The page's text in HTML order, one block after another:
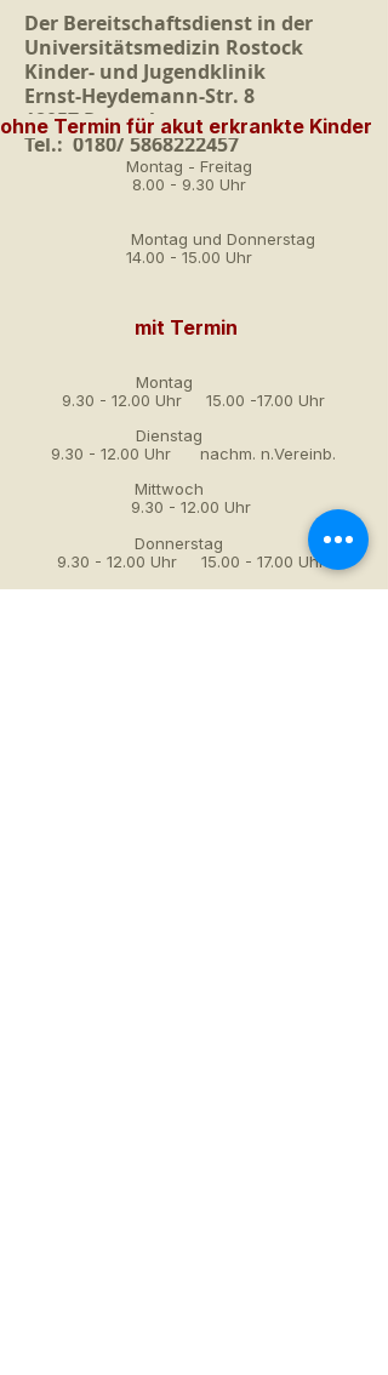
Der Bereitschaftsdienst in der
Universitätsmedizin Rostock
Kinder- und Jugendklinik
Ernst-Heydemann-Str. 8
18057 Rostock
Tel.: 0180/ 5868222457
ohne Termin für akut erkrankte Kinder
Montag - Freitag
8.00 - 9.30 Uhr
Montag und Donnerstag
14.00 - 15.00 Uhr
mit Termin
Montag
9.30 - 12.00 Uhr 15.00 -17.00 Uhr
Dienstag
9.30 - 12.00 Uhr nachm. n.Vereinb.
Mittwoch
9.30 - 12.00 Uhr
Donnerstag
9.30 - 12.00 Uhr 15.00 - 17.00 Uhr